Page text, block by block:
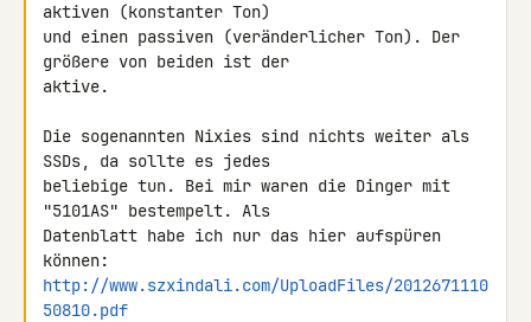
aktiven (konstanter Ton)
und einen passiven (veränderlicher Ton). Der
größere von beiden ist der
aktive.
Die sogenannten Nixies sind nichts weiter als
SSDs, da sollte es jedes
beliebige tun. Bei mir waren die Dinger mit
"5101AS" bestempelt. Als
Datenblatt habe ich nur das hier aufspüren
http://www.szxindali.com/UploadFiles/2012671110
50810.pdf